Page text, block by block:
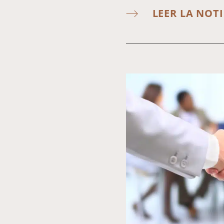
LEER LA